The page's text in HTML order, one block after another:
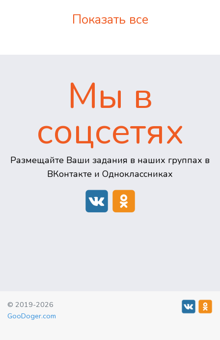
Показать все
Мы в
соцсетях
Размещайте Ваши задания в наших группах в
ВКонтакте и Одноклассниках
© 2019-2026
GooDoger.com